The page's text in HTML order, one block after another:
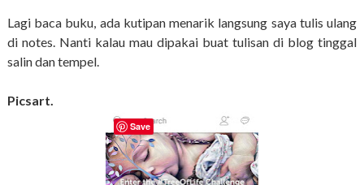
Lagi baca buku, ada kutipan menarik langsung saya tulis ulang
di notes. Nanti kalau mau dipakai buat tulisan di blog tinggal
salin dan tempel.
Picsart.
Save